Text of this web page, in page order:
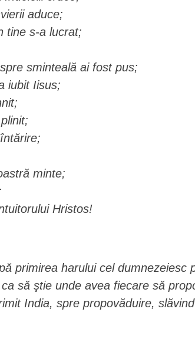
aduce;
tine s-a lucrat;
sminteală ai fost pus;
iubit Iisus;
minte;
Hristos!
primirea harului cel dumnezeiesc
să ştie unde avea fiecare să
India, spre propovăduire,